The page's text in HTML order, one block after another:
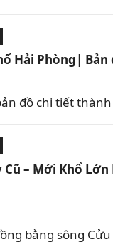
Hải Phòng|
đồ chi tiết
Cũ – Mới Khổ
bằng sông